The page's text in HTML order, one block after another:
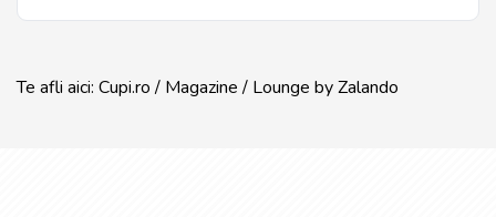
Te afli aici: Cupi.ro/ Magazine/ Lounge by Zalando